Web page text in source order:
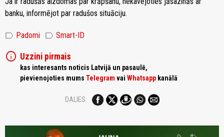
banku, informējot par radušos situāciju.
label Padomi label Smart-ID
info Uzzini pirmais
kas interesants noticis Latvijā un pasaulē,
pievienojoties mums Telegram vai Whatsapp kanālā
DALIES: